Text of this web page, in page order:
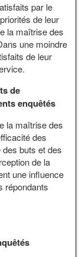
par le
de leur
la maîtrise des
une moindre
de leur
de
enquêtés
la maîtrise des
des
buts et des
de la
une influence
répondants